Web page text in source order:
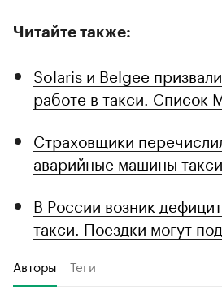
Читайте также:
Solaris и Belgee
работе в такси. Список
Страховщики
аварийные машины
В России возник
такси. Поездки могут
Авторы Теги